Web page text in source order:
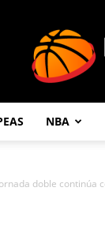
NBA
doble continúa